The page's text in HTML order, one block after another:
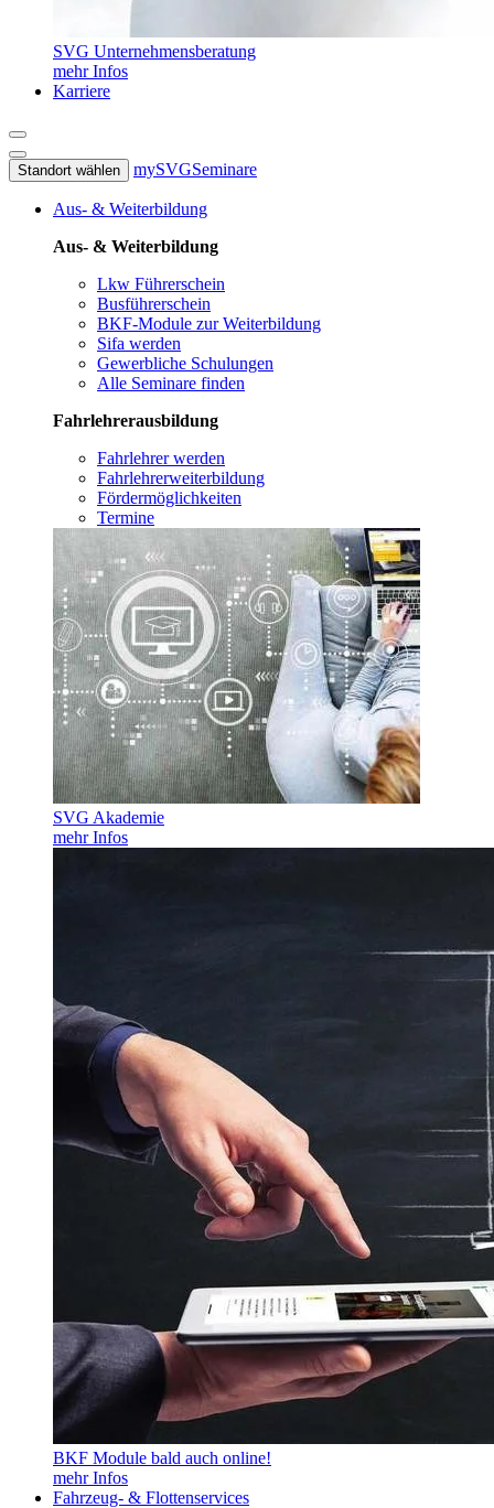
SVG Unternehmensberatung
mehr Infos
Karriere
Standort wählen mySVGSeminare
Aus- & Weiterbildung
Aus- & Weiterbildung
Lkw Führerschein
Busführerschein
BKF-Module zur Weiterbildung
Sifa werden
Gewerbliche Schulungen
Alle Seminare finden
Fahrlehrerausbildung
Fahrlehrer werden
Fahrlehrerweiterbildung
Fördermöglichkeiten
Termine
SVG Akademie
mehr Infos
BKF Module bald auch online!
mehr Infos
Fahrzeug- & Flottenservices